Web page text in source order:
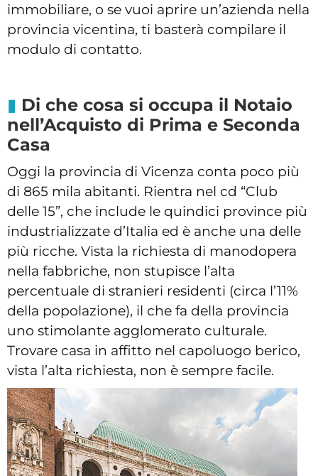
immobiliare, o se vuoi aprire un’azienda nella
provincia vicentina, ti basterà compilare il
modulo di contatto.
Di che cosa si occupa il Notaio
nell’Acquisto di Prima e Seconda
Casa
Oggi la provincia di Vicenza conta poco più
di 865 mila abitanti. Rientra nel cd “Club
delle 15”, che include le quindici province più
industrializzate d’Italia ed è anche una delle
più ricche. Vista la richiesta di manodopera
nella fabbriche, non stupisce l’alta
percentuale di stranieri residenti (circa l’11%
della popolazione), il che fa della provincia
uno stimolante agglomerato culturale.
Trovare casa in affitto nel capoluogo berico,
vista l’alta richiesta, non è sempre facile.